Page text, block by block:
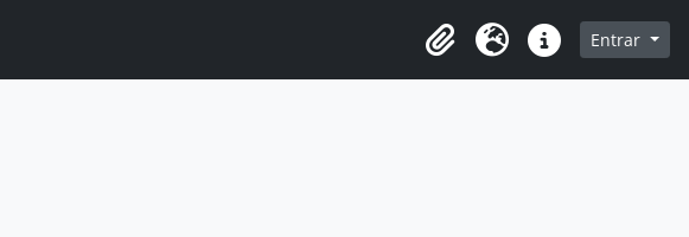
Área de transferência
Idioma Ligações rápidas
Entrar